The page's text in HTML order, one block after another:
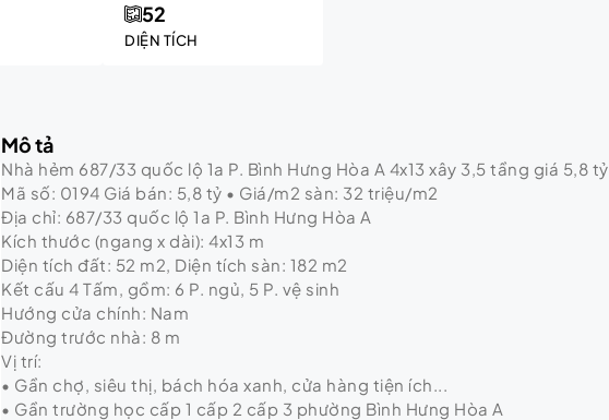
DIỆN TÍCH
52
Mô tả
Nhà hẻm 687/33 quốc lộ 1a P. Bình Hưng Hòa A 4x13 xây 3,5 tầng giá 5,8 tỷ
Mã số: 0194 Giá bán: 5,8 tỷ • Giá/m2 sàn: 32 triệu/m2
Địa chỉ: 687/33 quốc lộ 1a P. Bình Hưng Hòa A
Kích thước (ngang x dài): 4x13 m
Diện tích đất: 52 m2, Diện tích sàn: 182 m2
Kết cấu 4 Tấm, gồm: 6 P. ngủ, 5 P. vệ sinh
Hướng cửa chính: Nam
Đường trước nhà: 8 m
Vị trí:
• Gần chợ, siêu thị, bách hóa xanh, cửa hàng tiện ích...
• Gần trường học cấp 1 cấp 2 cấp 3 phường Bình Hưng Hòa A